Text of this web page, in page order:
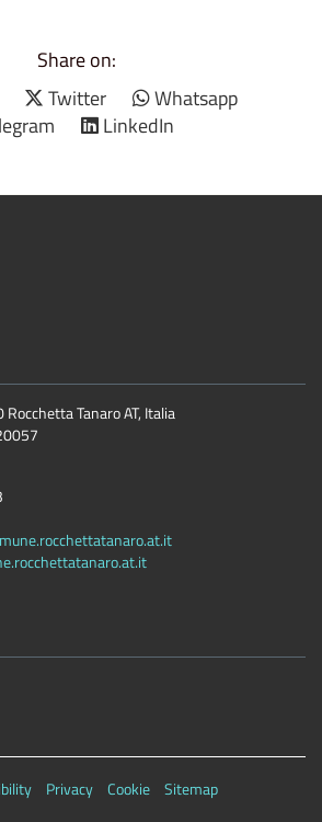
Share on:
Twitter
Whatsapp
LinkedIn
Tanaro AT, Italia
Privacy Cookie
Sitemap